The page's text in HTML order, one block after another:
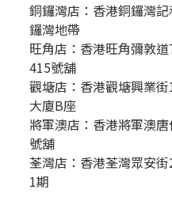
銅鑼灣店： 香港銅鑼灣
鑼灣地帶
旺角店：香港旺角彌敦
415號舖
觀塘店：香港觀塘興業
大廈B座
將軍澳店：香港將軍澳
號舖
荃灣店：香港荃灣眾安
1期